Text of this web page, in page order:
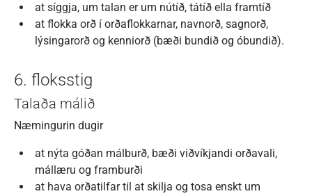
at síggja, um talan er um nútíð, tátíð ella framtíð
at flokka orð í orðaflokkarnar, navnorð, sagnorð,
lýsingarorð og kenniorð (bæði bundið og óbundið).
6. floksstig
Talaða málið
Næmingurin dugir
at nýta góðan málburð, bæði viðvíkjandi orðavali,
mállæru og framburði
at hava orðatilfar til at skilja og tosa enskt um